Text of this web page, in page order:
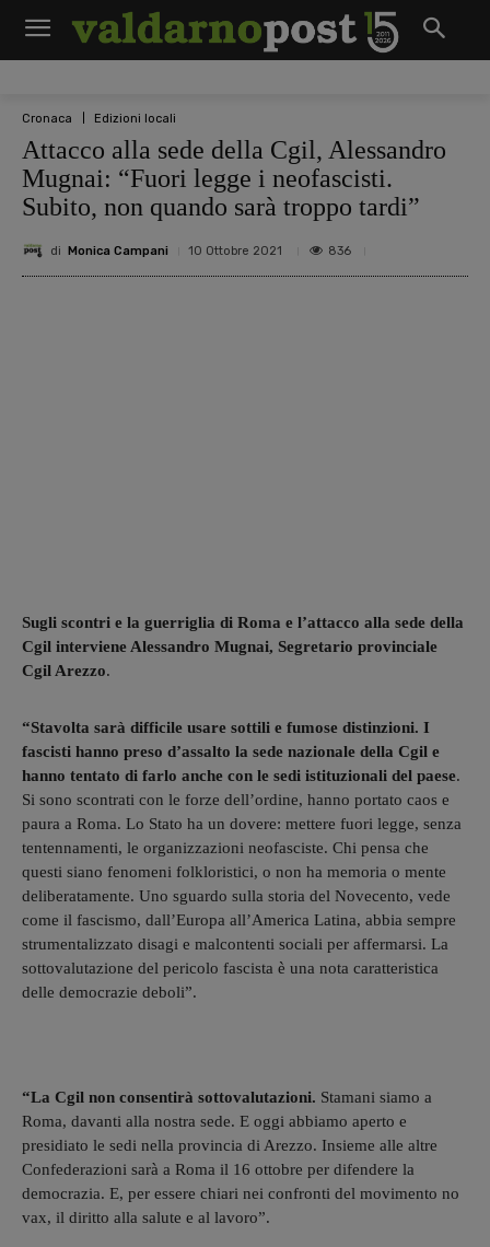
Cronaca Edizioni locali
Attacco alla sede della Cgil, Alessandro
Mugnai: “Fuori legge i neofascisti.
Subito, non quando sarà troppo tardi”
di Monica Campani 10 Ottobre 2021 836
Sugli scontri e la guerriglia di Roma e l’attacco alla sede della
Cgil interviene Alessandro Mugnai, Segretario provinciale
Cgil Arezzo.
“Stavolta sarà difficile usare sottili e fumose distinzioni. I
fascisti hanno preso d’assalto la sede nazionale della Cgil e
hanno tentato di farlo anche con le sedi istituzionali del paese.
Si sono scontrati con le forze dell’ordine, hanno portato caos e
paura a Roma. Lo Stato ha un dovere: mettere fuori legge, senza
tentennamenti, le organizzazioni neofasciste. Chi pensa che
questi siano fenomeni folkloristici, o non ha memoria o mente
deliberatamente. Uno sguardo sulla storia del Novecento, vede
come il fascismo, dall’Europa all’America Latina, abbia sempre
strumentalizzato disagi e malcontenti sociali per affermarsi. La
sottovalutazione del pericolo fascista è una nota caratteristica
delle democrazie deboli”.
“La Cgil non consentirà sottovalutazioni. Stamani siamo a
Roma, davanti alla nostra sede. E oggi abbiamo aperto e
presidiato le sedi nella provincia di Arezzo. Insieme alle altre
Confederazioni sarà a Roma il 16 ottobre per difendere la
democrazia. E, per essere chiari nei confronti del movimento no
vax, il diritto alla salute e al lavoro”.